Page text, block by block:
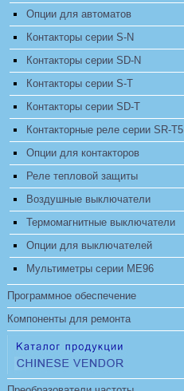
Опции для автоматов
Контакторы серии S-N
Контакторы серии SD-N
Контакторы серии S-T
Контакторы серии SD-T
Контакторные реле серии SR-T5
Опции для контакторов
Реле тепловой защиты
Воздушные выключатели
Термомагнитные выключатели
Опции для выключателей
Мультиметры серии ME96
Программное обеспечение
Компоненты для ремонта